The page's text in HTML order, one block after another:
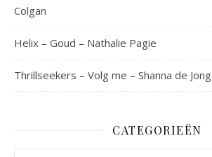
Colgan
Helix – Goud – Nathalie Pagie
Thrillseekers – Volg me – Shanna de Jong
CATEGORIEËN